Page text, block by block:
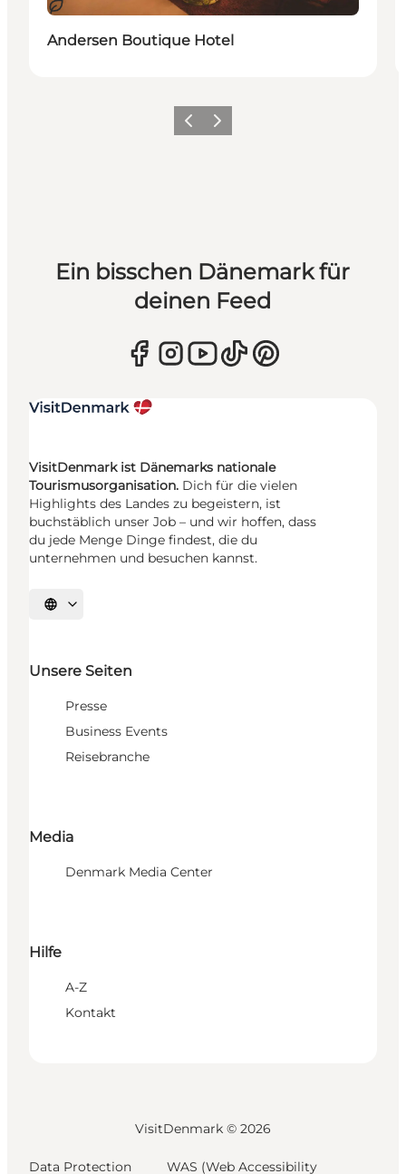
Nachhaltig
Andersen Boutique Hotel
ZurückWeiter
Ein bisschen Dänemark für
deinen Feed
VisitDenmark ist Dänemarks nationale
Tourismusorganisation. Dich für die vielen
Highlights des Landes zu begeistern, ist
buchstäblich unser Job – und wir hoffen, dass
du jede Menge Dinge findest, die du
unternehmen und besuchen kannst.
Sprache auswählen
Unsere Seiten
Presse
Business Events
Reisebranche
Media
Denmark Media Center
Hilfe
A-Z
Kontakt
VisitDenmark © 2026
Data Protection WAS (Web Accessibility